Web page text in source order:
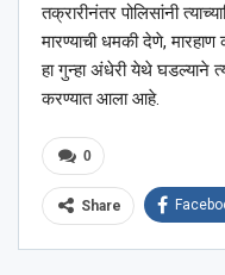
तक्रारीनंतर पोलिसांनी
मारण्याची धमकी देणे,
हा गुन्हा अंधेरी येथे घडल्याने
करण्यात आला आहे.
0
Share